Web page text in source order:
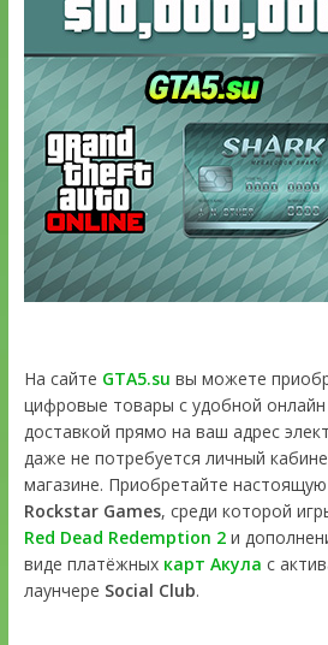
На сайте GTA5.su вы можете
цифровые товары с удобной
доставкой прямо на ваш адрес
даже не потребуется личный
магазине. Приобретайте
Rockstar Games, среди которой
Red Dead Redemption 2и
виде платёжных карт Акула с
лаунчере Social Club.